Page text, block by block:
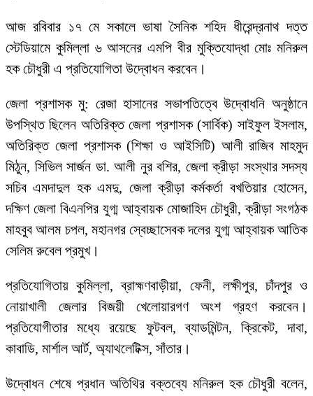
আজ রবিবার ১৭ মে সকালে ভাষা সৈনিক শহিদ ধীরেন্দ্রনাথ দত্ত
স্টেডিয়ামে কুমিল্লা ৬ আসনের এমপি বীর মুক্তিযোদ্ধা মোঃ মনিরুল
হক চৌধুরী এ প্রতিযোগিতা উদ্বোধন করবেন।
জেলা প্রশাসক মু: রেজা হাসানের সভাপতিত্বে উদ্বোধনি অনুষ্ঠানে
উপস্থিত ছিলেন অতিরিক্ত জেলা প্রশাসক (সার্বিক) সাইফুল ইসলাম,
অতিরিক্ত জেলা প্রশাসক (শিক্ষা ও আইসিটি) আলী রাজিব মাহমুদ
মিঠুন, সিভিল সার্জন ডা. আলী নুর বশির, জেলা ক্রীড়া সংস্থার সদস্য
সচিব এমদাদুল হক এমদু, জেলা ক্রীড়া কর্মকর্তা বখতিয়ার হোসেন,
দক্ষিণ জেলা বিএনপির যুগ্ম আহ্বায়ক মোজাহিদ চৌধুরী, ক্রীড়া সংগঠক
মাহবুব আলম চপল, মহানগর স্বেচ্ছাসেবক দলের যুগ্ম আহ্বায়ক আতিক
সেলিম রুবেল প্রমুখ।
প্রতিযোগিতায় কুমিল্লা, ব্রাহ্মণবাড়ীয়া, ফেনী, লক্ষীপুর, চাঁদপুর ও
নোয়াখালী জেলার বিজয়ী খেলোয়ারগণ অংশ গ্রহণ করবেন।
প্রতিযোগীতার মধ্যে রয়েছে ফুটবল, ব্যাডমিন্টন, ক্রিকেট, দাবা,
কাবাডি, মার্শাল আর্ট, অ্যাথলেটিক্স, সাঁতার।
উদ্বোধন শেষে প্রধান অতিথির বক্তব্যে মনিরুল হক চৌধুরী বলেন,